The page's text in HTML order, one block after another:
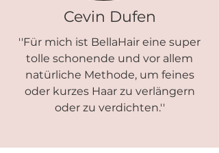
Cevin Dufen
''Für mich ist BellaHair eine super
tolle schonende und vor allem
natürliche Methode, um feines
oder kurzes Haar zu verlängern
oder zu verdichten.''